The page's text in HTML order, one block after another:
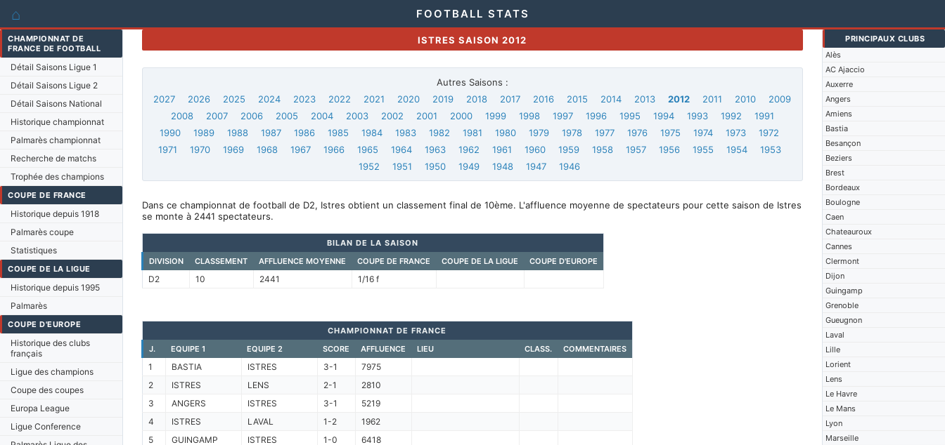
⌂ FOOTBALL STATS
CHAMPIONNAT DE
FRANCE DE FOOTBALL
Détail Saisons Ligue 1
Détail Saisons Ligue 2
Détail Saisons National
Historique championnat
Palmarès championnat
Recherche de matchs
Trophée des champions
COUPE DE FRANCE
Historique depuis 1918
Palmarès coupe
Statistiques
COUPE DE LA LIGUE
Historique depuis 1995
Palmarès
COUPE D'EUROPE
Historique des clubs
français
Ligue des champions
Coupe des coupes
Europa League
Ligue Conference
PRINCIPAUX CLUBS
Alès
AC Ajaccio
Auxerre
Angers
Amiens
Bastia
Besançon
Beziers
Brest
Bordeaux
Boulogne
Caen
Chateauroux
Cannes
Clermont
Dijon
Guingamp
Grenoble
Gueugnon
Laval
Lille
Lorient
Lens
Le Havre
Le Mans
Lyon
Marseille
ISTRES SAISON 2012
Autres Saisons :
2027
2026 2025 2024 2023 2022 2021 2020 2019 2018 2017 2016 2015 2014 2013 2012 2011 2010
2009
2008
2007 2006 2005 2004 2003 2002 2001 2000 1999 1998 1997 1996 1995 1994 1993 1992
1991
1990
1989 1988 1987 1986 1985 1984 1983 1982 1981 1980 1979 1978 1977 1976 1975 1974 1973
1972
1971
1970 1969 1968 1967 1966 1965 1964 1963 1962 1961 1960 1959 1958 1957 1956 1955 1954
1953
1952
1951 1950 1949 1948 1947 1946
Dans ce championnat de football de D2, Istres obtient un classement final de 10ème. L'affluence moyenne de spectateurs pour cette saison de Istres
se monte à 2441 spectateurs.
BILAN DE LA SAISON
DIVISION
CLASSEMENT AFFLUENCE MOYENNE COUPE DE FRANCE COUPE DE LA LIGUE COUPE D'EUROPE
D2 10 2441 1/16 f
CHAMPIONNAT DE FRANCE
J.
EQUIPE 1 EQUIPE 2 SCORE AFFLUENCE LIEU CLASS. COMMENTAIRES
1 BASTIA ISTRES 3-1
7975
2
ISTRES LENS 2-1
2810
3
ANGERS ISTRES 3-1
5219
4
ISTRES LAVAL 1-2
1962
5
GUINGAMP ISTRES 1-0
6418